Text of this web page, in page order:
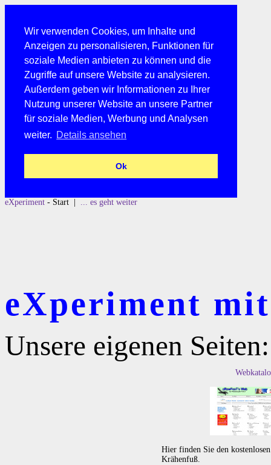
Wir verwenden Cookies, um Inhalte und
Anzeigen zu personalisieren, Funktionen für
soziale Medien anbieten zu können und die
Zugriffe auf unsere Website zu analysieren.
Außerdem geben wir Informationen zu Ihrer
Nutzung unserer Website an unsere Partner
für soziale Medien, Werbung und Analysen
weiter. Details ansehen
Ok
eXperiment - Start | ... es geht weiter
eXperiment
Unsere eigenen Seiten:
Hier finden Sie den
Krähenfuß.